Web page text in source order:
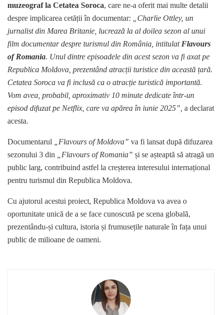
muzeograf la Cetatea Soroca, care ne-a oferit mai multe detalii
despre implicarea cetății în documentar:
„Charlie Ottley, un
jurnalist din Marea Britanie, lucrează la al doilea sezon al unui
film documentar despre turismul din România, intitulat Flavours
of Romania. Unul dintre episoadele din acest sezon va fi axat pe
Republica Moldova, prezentând atracții turistice din această țară.
Cetatea Soroca va fi inclusă ca o atracție turistică importantă.
Vom avea, probabil, aproximativ 10 minute dedicate într-un
episod difuzat pe Netflix, care va apărea în iunie 2025”, a declarat
acesta.
Documentarul „Flavours of Moldova” va fi lansat după difuzarea
sezonului 3 din
„Flavours of Romania” și se așteaptă să atragă un
public larg, contribuind astfel la creșterea interesului internațional
pentru turismul din Republica Moldova.
Cu ajutorul acestui proiect, Republica Moldova va avea o
oportunitate unică de a se face cunoscută pe scena globală,
prezentându-și cultura, istoria și frumusețile naturale în fața unui
public de milioane de oameni.